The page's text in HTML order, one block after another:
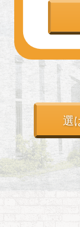
選